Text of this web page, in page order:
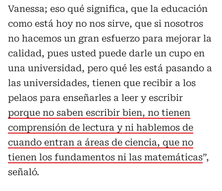
Vanessa; eso qué significa, que la educación
como está hoy no nos sirve, que si nosotros
no hacemos un gran esfuerzo para mejorar la
calidad, pues usted puede darle un cupo en
una universidad, pero qué les está pasando a
las universidades, tienen que recibir a los
pelaos para enseñarles a leer y escribir
porque no saben escribir bien, no tienen
comprensión de lectura y ni hablemos de
cuando entran a áreas de ciencia, que no
tienen los fundamentos ni las matemáticas”,
señaló.